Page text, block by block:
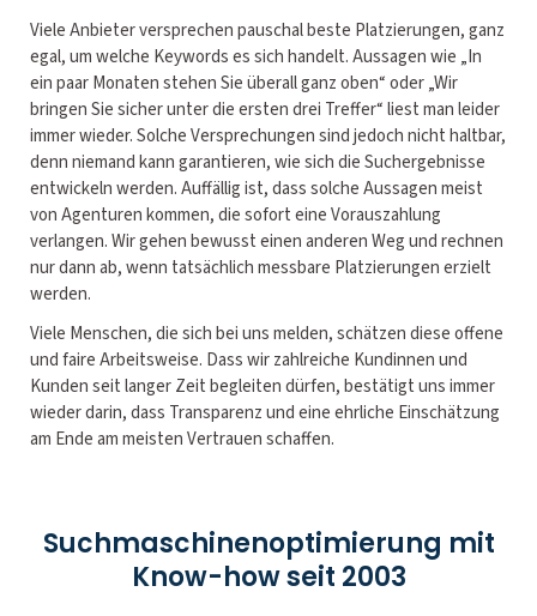
Viele Anbieter versprechen pauschal beste Platzierungen, ganz
egal, um welche Keywords es sich handelt. Aussagen wie „In
ein paar Monaten stehen Sie überall ganz oben“ oder „Wir
bringen Sie sicher unter die ersten drei Treffer“ liest man leider
immer wieder. Solche Versprechungen sind jedoch nicht haltbar,
denn niemand kann garantieren, wie sich die Suchergebnisse
entwickeln werden. Auffällig ist, dass solche Aussagen meist
von Agenturen kommen, die sofort eine Vorauszahlung
verlangen. Wir gehen bewusst einen anderen Weg und rechnen
nur dann ab, wenn tatsächlich messbare Platzierungen erzielt
werden.
Viele Menschen, die sich bei uns melden, schätzen diese offene
und faire Arbeitsweise. Dass wir zahlreiche Kundinnen und
Kunden seit langer Zeit begleiten dürfen, bestätigt uns immer
wieder darin, dass Transparenz und eine ehrliche Einschätzung
am Ende am meisten Vertrauen schaffen.
Suchmaschinenoptimierung mit
Know-how seit 2003